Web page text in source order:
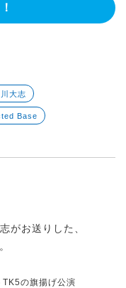
大志
Base
がお送りした、
の旗揚げ公演